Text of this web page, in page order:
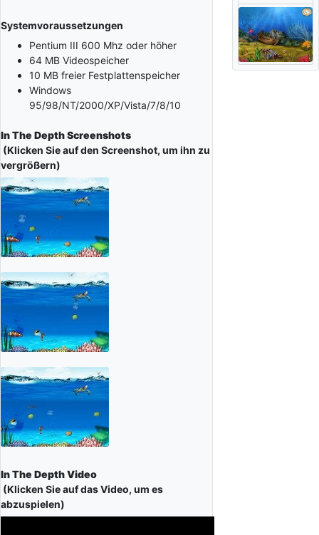
Systemvoraussetzungen
Pentium III 600 Mhz oder höher
64 MB Videospeicher
10 MB freier Festplattenspeicher
Windows
95/98/NT/2000/XP/Vista/7/8/10
In The Depth Screenshots
(Klicken Sie auf den Screenshot, um ihn zu
vergrößern)
In The Depth Video
(Klicken Sie auf das Video, um es
abzuspielen)